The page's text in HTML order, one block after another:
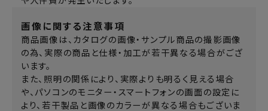
画像に関する注意事項
商品画像は、カタログの画像・サンプル商品の撮影画像
の為、実際の商品と仕様・加工が若干異なる場合がござ
います。
また、照明の関係により、実際よりも明るく見える場合
や、パソコンのモニター・スマートフォンの画面の設定に
より、若干製品と画像のカラーが異なる場合もございま